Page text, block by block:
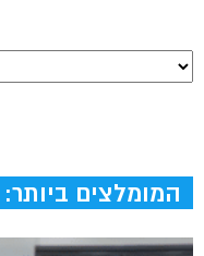
המומלצים ביותר: